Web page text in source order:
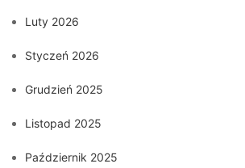
Luty 2026
Styczeń 2026
Grudzień 2025
Listopad 2025
Październik 2025